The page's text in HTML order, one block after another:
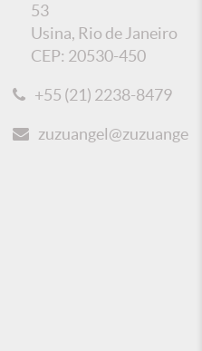
53
Usina, Rio de Janeiro
CEP: 20530-450
+55 (21) 2238-8479